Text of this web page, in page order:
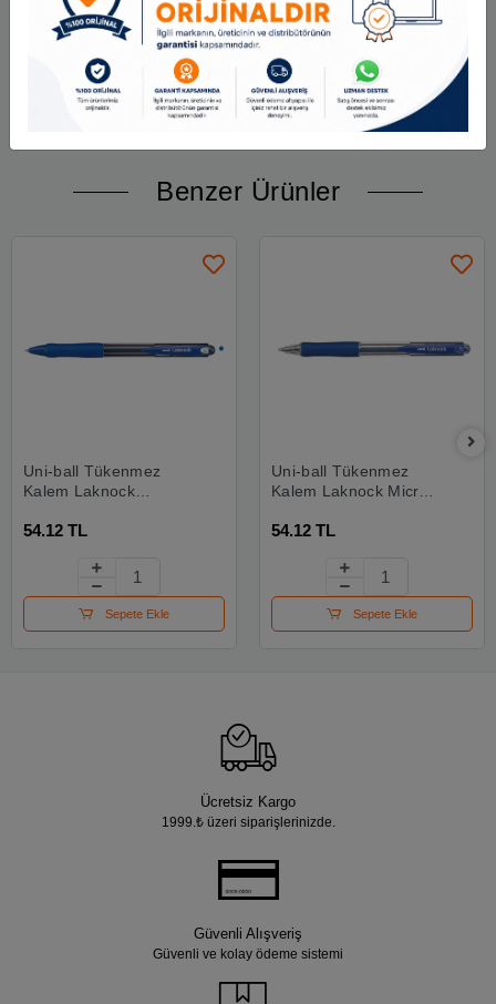
Mürekkep Rengi:Mavi
Akıcı ve net
Kullanım Alanı:Ofis, okul, günlük kullanım
Benzer Ürünler
Uni-ball Tükenmez
Kalem Laknock
Mekanik Bilye Uç Mavi
54.12 TL
Sepete Ekle
Uni-ball Tükenmez
Kalem Laknock Micro
Uç Mavi Sn-100
54.12 TL
Sepete Ekle
Ücretsiz Kargo
1999.₺ üzeri siparişlerinizde.
Güvenli Alışveriş
Güvenli ve kolay ödeme sistemi